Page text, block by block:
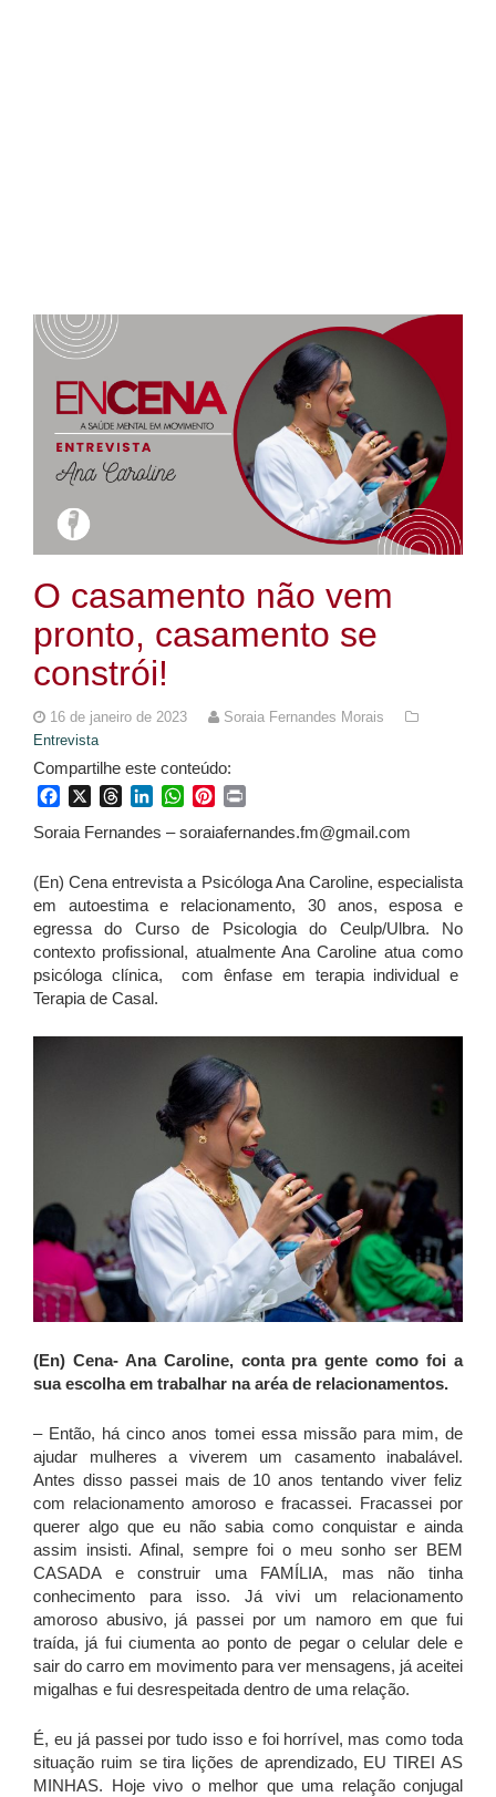
O casamento não vem
pronto, casamento se
constrói!
16 de janeiro de 2023
Soraia Fernandes Morais
Entrevista
Compartilhe este conteúdo:
FacebookThreadsLinkedInWhatsApp
Pinterest
Soraia Fernandes – soraiafernandes.fm@gmail.com
(En) Cena entrevista a Psicóloga Ana Caroline, especialista
em autoestima e relacionamento, 30 anos, esposa e
egressa do Curso de Psicologia do Ceulp/Ulbra. No
contexto profissional, atualmente Ana Caroline atua como
psicóloga clínica, com ênfase em terapia individual e
Terapia de Casal.
(En) Cena- Ana Caroline, conta pra gente como foi a
sua escolha em trabalhar na aréa de relacionamentos.
– Então, há cinco anos tomei essa missão para mim, de
ajudar mulheres a viverem um casamento inabalável.
Antes disso passei mais de 10 anos tentando viver feliz
com relacionamento amoroso e fracassei. Fracassei por
querer algo que eu não sabia como conquistar e ainda
assim insisti. Afinal, sempre foi o meu sonho ser BEM
CASADA e construir uma FAMÍLIA, mas não tinha
conhecimento para isso. Já vivi um relacionamento
amoroso abusivo, já passei por um namoro em que fui
traída, já fui ciumenta ao ponto de pegar o celular dele e
sair do carro em movimento para ver mensagens, já aceitei
migalhas e fui desrespeitada dentro de uma relação.
É, eu já passei por tudo isso e foi horrível, mas como toda
situação ruim se tira lições de aprendizado, EU TIREI AS
MINHAS. Hoje vivo o melhor que uma relação conjugal